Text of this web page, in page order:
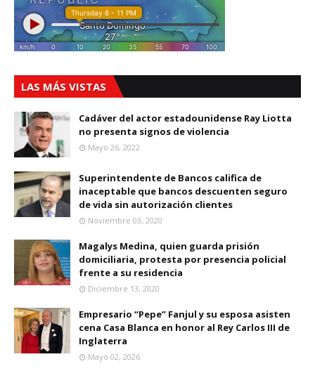
LAS MÁS VISTAS
Cadáver del actor estadounidense Ray Liotta
no presenta signos de violencia
Mayo 26, 2022
Superintendente de Bancos califica de
inaceptable que bancos descuenten seguro
de vida sin autorización clientes
Noviembre 03, 2020
Magalys Medina, quien guarda prisión
domiciliaria, protesta por presencia policial
frente a su residencia
Diciembre 13, 2020
Empresario “Pepe” Fanjul y su esposa asisten
cena Casa Blanca en honor al Rey Carlos III de
Inglaterra
Mayo 02, 2026